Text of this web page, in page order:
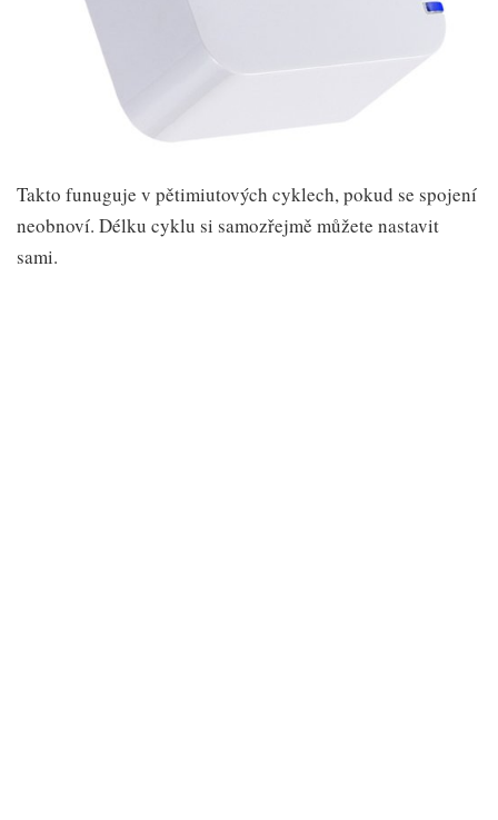
Takto funuguje v pětimiutových cyklech, pokud se spojení
neobnoví. Délku cyklu si samozřejmě můžete nastavit
sami.